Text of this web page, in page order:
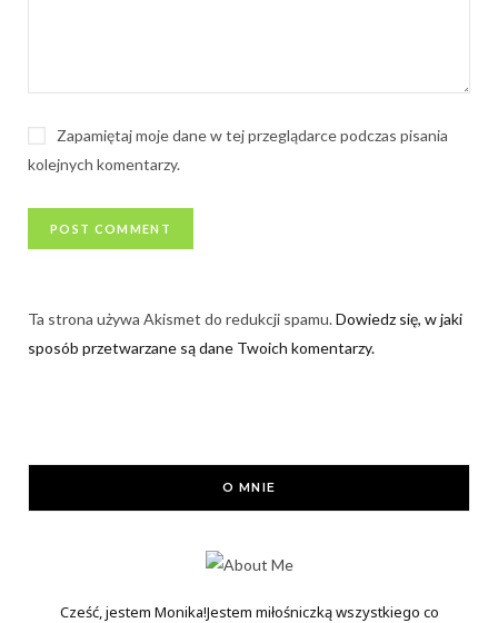
Zapamiętaj moje dane w tej przeglądarce podczas pisania
kolejnych komentarzy.
Ta strona używa Akismet do redukcji spamu.Dowiedz się, w jaki
sposób przetwarzane są dane Twoich komentarzy.
O MNIE
Cześć, jestem Monika!Jestem miłośniczką wszystkiego co